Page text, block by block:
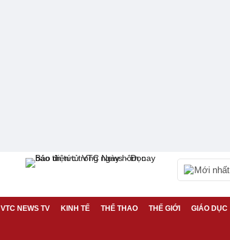
Mới nhất
VTC NEWS TV KINH TẾ THỂ THAO THẾ GIỚI GIÁO DỤC